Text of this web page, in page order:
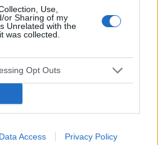
Use,
or Sharing of my
Unrelated with the
was collected.
Opt Outs
Data Access Privacy Policy
pochwy podczas
i jest pieczenie podczas
.Jaka masc albo zel
ta dolegliwość?.
pacjentki